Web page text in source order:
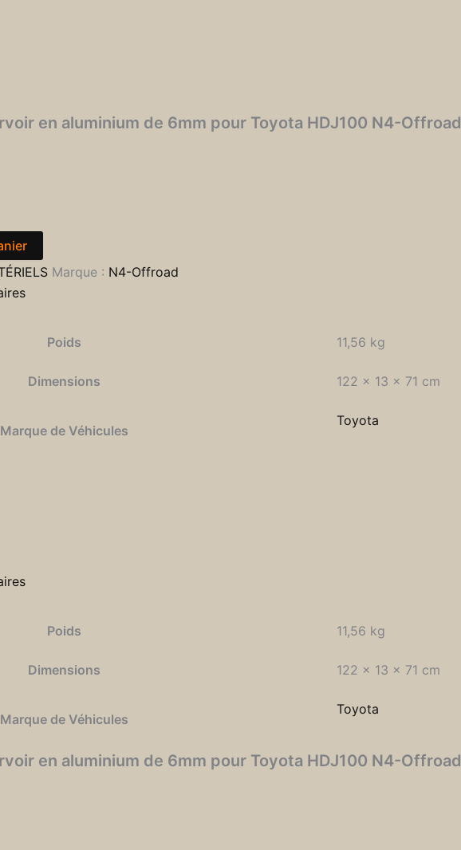
en aluminium de 6mm pour Toyota HDJ100 N4-Offroad
Marque : N4-Offroad
Poids 11,56 kg
Dimensions 122 × 13 × 71 cm
Marque de Véhicules
Toyota
Poids 11,56 kg
Dimensions 122 × 13 × 71 cm
Marque de Véhicules
Toyota
en aluminium de 6mm pour Toyota HDJ100 N4-Offroad